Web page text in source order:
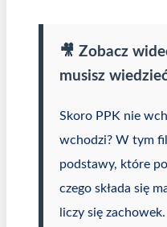
🎥 Zobacz
musisz
Skoro PPK nie
wchodzi? W tym
podstawy, które
czego składa się
liczy się zachowek.